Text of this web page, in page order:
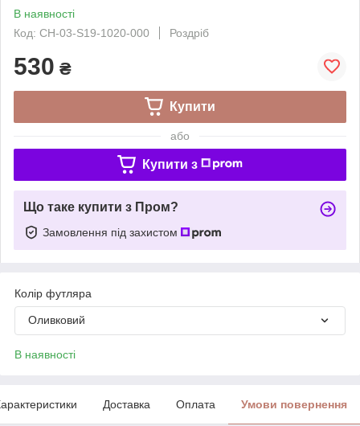
В наявності
Код: CH-03-S19-1020-000
Роздріб
530 ₴
Купити
або
Купити з
Що таке купити з Пром?
Замовлення під захистом
Колір футляра
Оливковий
В наявності
Доставка Оплата Умови повернення